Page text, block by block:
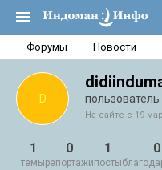
Форумы Новости
D пользователь
На сайте с 19
1
темы
0
репортажи
1
посты
0